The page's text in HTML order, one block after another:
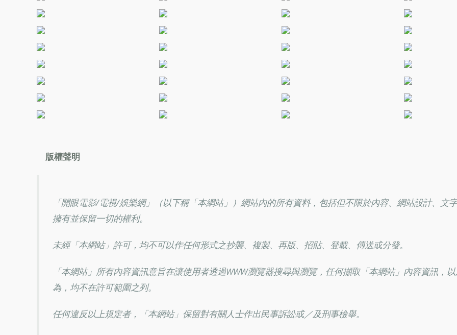
版權聲明
「開眼電影/電視/娛樂網」（以下稱「本網站」）網站內的所有資料，包括但不限於內容、網站設計、
擁有並保留一切的權利。
未經「本網站」許可，均不可以作任何形式之抄襲、複製、再版、招貼、登載、傳送或分發。
「本網站」所有內容資訊意旨在讓使用者透過WWW瀏覽器搜尋與瀏覽，任何擷取「本網站」內容資訊，
為，均不在許可範圍之列。
任何違反以上規定者，「本網站」保留對有關人士作出民事訴訟或／及刑事檢舉。